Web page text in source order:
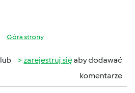
Góra strony
lub zarejestruj sięaby dodawać
komentarze